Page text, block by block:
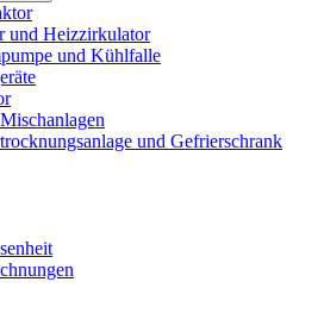
und Heizzirkulator
und Kühlfalle
und Gefrierschrank